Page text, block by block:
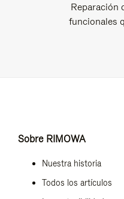
Reparación
funcionales
Sobre RIMOWA
Nuestra historia
Todos los artículos